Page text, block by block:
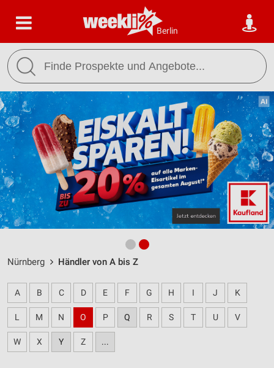
Berlin
Nürnberg Händler von A bis Z
A B C D E F G H I J K
L M N O P Q R S T U V
W X Y Z ...